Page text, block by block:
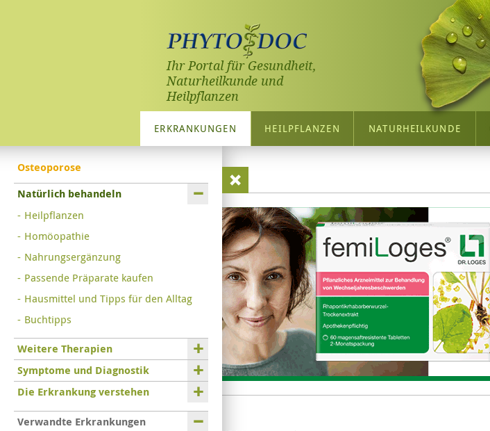
Ihr Portal für Gesundheit,
Naturheilkunde und
Heilpflanzen
ERKRANKUNGEN HEILPFLANZEN NATURHEILKUNDE
Osteoporose
Natürlich behandeln
Heilpflanzen
Homöopathie
Nahrungsergänzung
Passende Präparate kaufen
Hausmittel und Tipps für den Alltag
Buchtipps
Weitere Therapien
Symptome und Diagnostik
Die Erkrankung verstehen
Verwandte Erkrankungen